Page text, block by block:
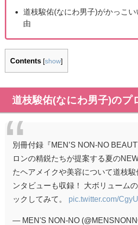
道枝駿佑(なにわ男子)がかっこ
由
Contents [show]
道枝駿佑(なにわ男子)のプ
別冊付録『MEN’S NON-NO
ロンの精鋭たちが提案する夏の
たヘアメイクや美容について道枝駿
ンタビューも収録！ 大ボリューム
ックしてみて。 pic.twitter.com/
— MEN'S NON-NO